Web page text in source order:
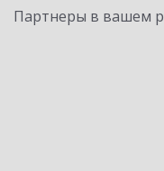
Партнеры в вашем